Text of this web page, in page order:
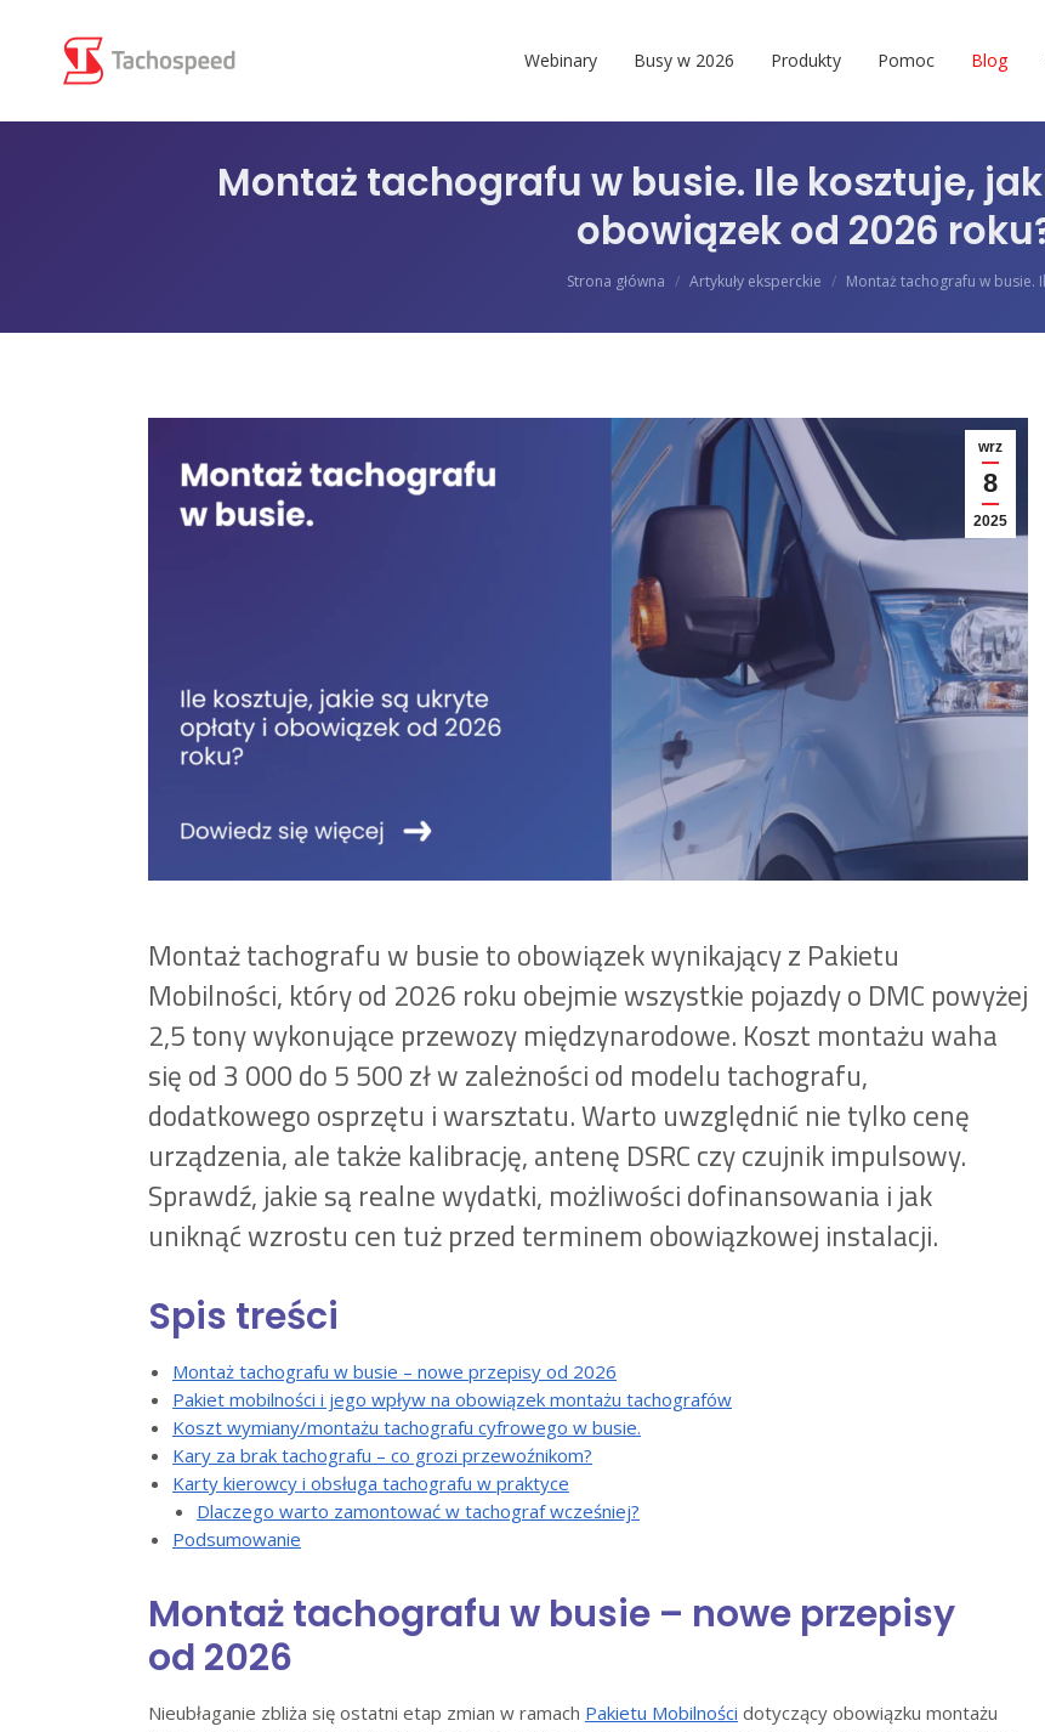
Webinary Busy w 2026 Produkty Pomoc Blog
Montaż tachografu w busie. Ile kosztuje,
obowiązek od 2026
Jesteś tutaj:
Strona główna Artykuły eksperckie Montaż tachografu w busie.
wrz
8
2025
Montaż tachografu w busie to obowiązek wynikający z Pakietu
Mobilności, który od 2026 roku obejmie wszystkie pojazdy o DMC powyżej
2,5 tony wykonujące przewozy międzynarodowe. Koszt montażu waha
się od 3 000 do 5 500 zł w zależności od modelu tachografu,
dodatkowego osprzętu i warsztatu. Warto uwzględnić nie tylko cenę
urządzenia, ale także kalibrację, antenę DSRC czy czujnik impulsowy.
Sprawdź, jakie są realne wydatki, możliwości dofinansowania i jak
uniknąć wzrostu cen tuż przed terminem obowiązkowej instalacji.
Spis treści
Montaż tachografu w busie – nowe przepisy od 2026
Pakiet mobilności i jego wpływ na obowiązek montażu tachografów
Koszt wymiany/montażu tachografu cyfrowego w busie.
Kary za brak tachografu – co grozi przewoźnikom?
Karty kierowcy i obsługa tachografu w praktyce
Dlaczego warto zamontować w tachograf wcześniej?
Podsumowanie
Montaż tachografu w busie – nowe przepisy
od 2026
Nieubłaganie zbliża się ostatni etap zmian w ramach Pakietu Mobilności dotyczący obowiązku montażu